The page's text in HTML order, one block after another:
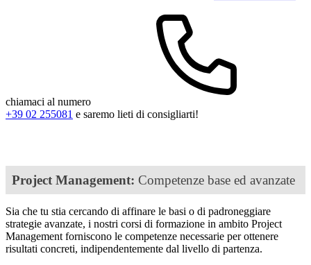
chiamaci al numero
+39 02 255081 e saremo lieti di consigliarti!
Project Management: Competenze base ed avanzate
Sia che tu stia cercando di affinare le basi o di padroneggiare
strategie avanzate, i nostri corsi di formazione in ambito Project
Management forniscono le competenze necessarie per ottenere
risultati concreti, indipendentemente dal livello di partenza.